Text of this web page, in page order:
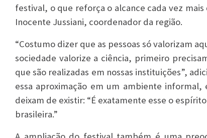
festival, o que reforça o alcance cada vez
Inocente Jussiani, coordenador da região.
“Costumo dizer que as pessoas só valorizam
sociedade valorize a ciência, primeiro
que são realizadas em nossas instituições”,
essa aproximação em um ambiente
deixam de existir: “É exatamente esse o
brasileira.”